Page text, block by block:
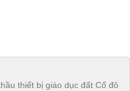
thiết bị giáo dục đất Cố đô